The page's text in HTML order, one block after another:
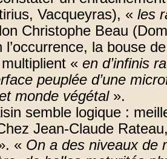
Vacqueyras), « les
Christophe Beau
l’occurrence, la bouse
« en d’infinis
peuplée d’une
monde végétal».
semble logique :
Jean-Claude
« On a des niveaux de